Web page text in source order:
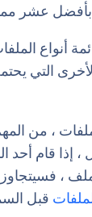
عشر
أنواع
التي
، من
قبل